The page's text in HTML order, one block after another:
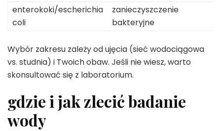
enterokoki/escherichia
coli
zanieczyszczenie
bakteryjne
Wybór zakresu zależy od ujęcia (sieć wodociągowa
vs. studnia) i Twoich obaw. Jeśli nie wiesz, warto
skonsultować się z laboratorium.
gdzie i jak zlecić badanie
wody